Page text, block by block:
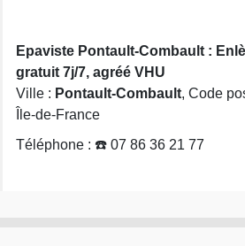
Epaviste Pontault-Combault :
gratuit 7j/7, agréé VHU
Ville : Pontault-Combault, Code
Île-de-France
Téléphone : ☎️ 07 86 36 21 77